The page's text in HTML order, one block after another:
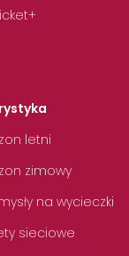
letni
zimowy
na wycieczki
sieciowe